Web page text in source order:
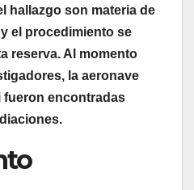
hallazgo son materia de
el procedimiento se
reserva. Al momento
la aeronave
fueron encontradas